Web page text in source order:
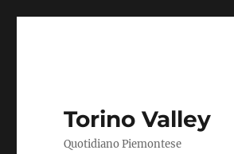
Torino Valley
Quotidiano Piemontese